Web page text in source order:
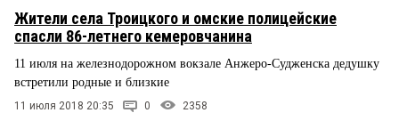
Жители села Троицкого и омские полицейские
спасли 86-летнего кемеровчанина
11 июля на железнодорожном вокзале Анжеро-Судженска дедушку
встретили родные и близкие
11 июля 2018 20:35 0 2358